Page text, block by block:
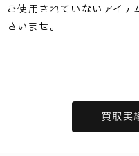
ご使用されていないアイ
さいませ。
買取実